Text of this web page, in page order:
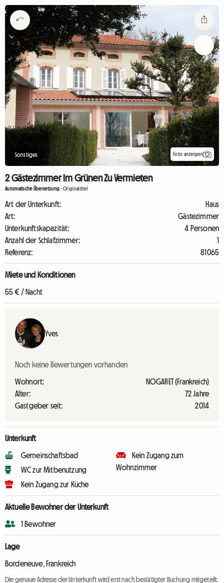
Sonstiges Foto anzeigen
2 Gästezimmer Im Grünen Zu Vermieten
Automatische Übersetzung -Originaltitel
Art der Unterkunft:
Haus
Art:
Gästezimmer
Unterkunftskapazität:
4 Personen
Anzahl der Schlafzimmer:
1
Referenz:
81065
Miete und Konditionen
55 € / Nacht
Yves
Noch keine Bewertungen vorhanden
Wohnort:
NOGARET (Frankreich)
Alter:
72 Jahre
Gastgeber seit:
2014
Unterkunft
Gemeinschaftsbad
WC zur Mitbenutzung
Kein Zugang zur Küche
Kein Zugang zum
Wohnzimmer
Aktuelle Bewohner der Unterkunft
1 Bewohner
Lage
Bordeneuve, Frankreich
Die genaue Adresse der Unterkunft wird erst nach bestätigter Buchung mitgeteilt.